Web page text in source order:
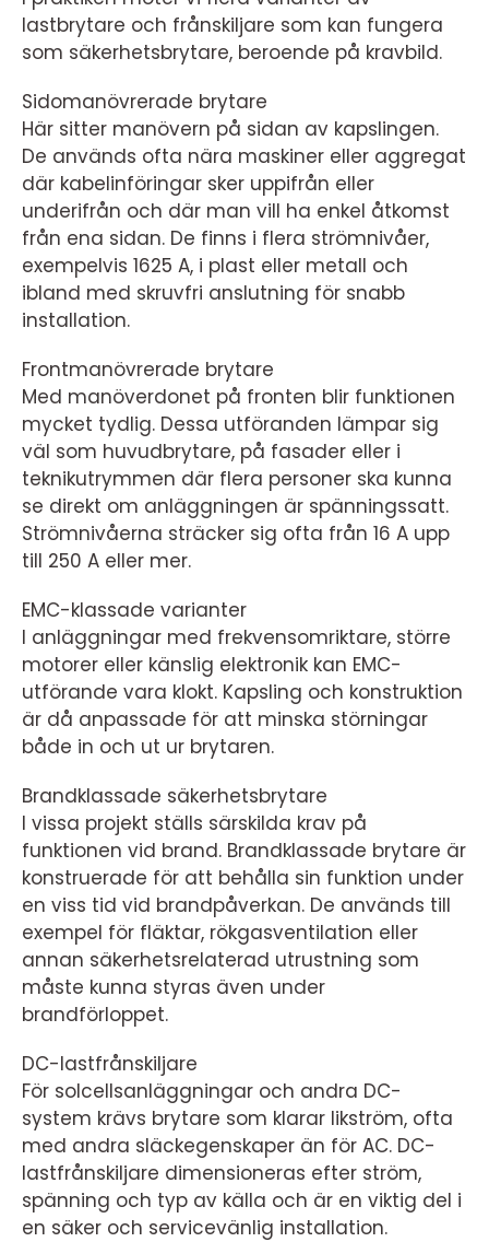
lastbrytare och frånskiljare som kan fungera
som säkerhetsbrytare, beroende på kravbild.
Sidomanövrerade brytare
Här sitter manövern på sidan av kapslingen.
De används ofta nära maskiner eller aggregat
där kabelinföringar sker uppifrån eller
underifrån och där man vill ha enkel åtkomst
från ena sidan. De finns i flera strömnivåer,
exempelvis 1625 A, i plast eller metall och
ibland med skruvfri anslutning för snabb
installation.
Frontmanövrerade brytare
Med manöverdonet på fronten blir funktionen
mycket tydlig. Dessa utföranden lämpar sig
väl som huvudbrytare, på fasader eller i
teknikutrymmen där flera personer ska kunna
se direkt om anläggningen är spänningssatt.
Strömnivåerna sträcker sig ofta från 16 A upp
till 250 A eller mer.
EMC-klassade varianter
I anläggningar med frekvensomriktare, större
motorer eller känslig elektronik kan EMC-
utförande vara klokt. Kapsling och konstruktion
är då anpassade för att minska störningar
både in och ut ur brytaren.
Brandklassade säkerhetsbrytare
I vissa projekt ställs särskilda krav på
funktionen vid brand. Brandklassade brytare är
konstruerade för att behålla sin funktion under
en viss tid vid brandpåverkan. De används till
exempel för fläktar, rökgasventilation eller
annan säkerhetsrelaterad utrustning som
måste kunna styras även under
brandförloppet.
DC-lastfrånskiljare
För solcellsanläggningar och andra DC-
system krävs brytare som klarar likström, ofta
med andra släckegenskaper än för AC. DC-
lastfrånskiljare dimensioneras efter ström,
spänning och typ av källa och är en viktig del i
en säker och servicevänlig installation.